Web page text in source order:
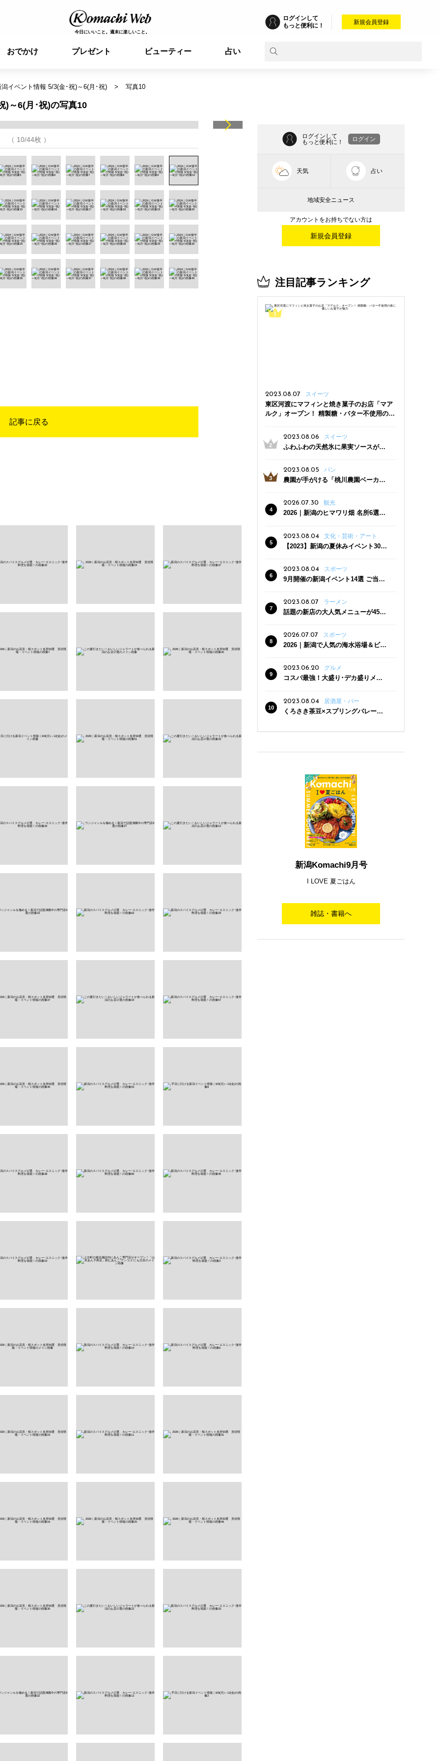
今日にいいこと。週末に楽しいこと。
ログインして
もっと便利に！
新規会員登録
おでかけ プレゼント ビューティー 占い
イベント情報 5/3(金･祝)～6(月･祝) 写真10
)～6(月･祝)の写真10
（ 10/44枚 ）
記事に戻る
ログインして
もっと便利に！
ログイン
天気 占い
地域安全ニュース
アカウントをお持ちでない方は
新規会員登録
注目記事ランキング
2023.08.07 スイーツ
東区河渡にマフィンと焼き菓子のお店「マア
ルク」オープン！ 精製糖・バター不使用の体
2023.08.06
スイーツ
ふわふわの天然氷に果実ソースがた
三条駅近くにオープン
2023.08.05 パン
農園が手がける「桃川農園ベーカリ
った焼きたてパンのほか、ジェラー
トやスムージーも
2026.07.30 観光
2026｜新潟のヒマワリ畑 名所6選
2023.08.04
文化・芸術・アート
【2023】新潟の夏休みイベント30
2023.08.04
スポーツ
9月開催の新潟イベント14選 ご当地
2023.08.07 ラーメン
話題の新店の大人気メニューが450
クーポン登場
2026.07.07 スポーツ
2026｜新潟で人気の海水浴場＆ビー
2023.06.20
グルメ
コスパ最強！大盛り･デカ盛りメニ
2023.08.04
居酒屋・バー
くろさき茶豆×スプリングバレー豊
新潟Komachi9月号
I LOVE 夏ごはん
雑誌・書籍へ